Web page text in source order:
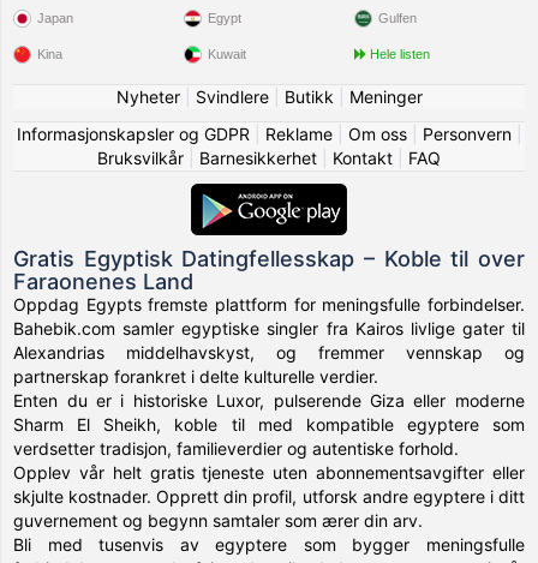
Japan
Kina
Egypt
Kuwait
Gulfen
Hele listen
Nyheter| Svindlere| Butikk
Meninger
Informasjonskapsler og GDPR
Reklame| Om oss| Personvern|
Bruksvilkår
Barnesikkerhet Kontakt FAQ
Gratis Egyptisk Datingfellesskap – Koble til over
Faraonenes Land
Oppdag Egypts fremste plattform for meningsfulle forbindelser.
Bahebik.com samler egyptiske singler fra Kairos livlige gater til
Alexandrias middelhavskyst, og fremmer vennskap og
partnerskap forankret i delte kulturelle verdier.
Enten du er i historiske Luxor, pulserende Giza eller moderne
Sharm El Sheikh, koble til med kompatible egyptere som
verdsetter tradisjon, familieverdier og autentiske forhold.
Opplev vår helt gratis tjeneste uten abonnementsavgifter eller
skjulte kostnader. Opprett din profil, utforsk andre egyptere i ditt
guvernement og begynn samtaler som ærer din arv.
Bli med tusenvis av egyptere som bygger meningsfulle